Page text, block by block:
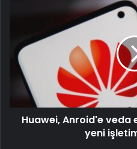
Huawei, Anroid'e veda
yeni